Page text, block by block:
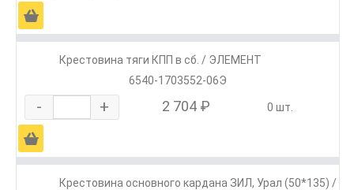
Ä
Крестовина тяги КПП в сб. / ЭЛЕМЕНТ
6540-1703552-06Э
- + 2 704 ₽ 0 шт.
Ä
Крестовина основного кардана ЗИЛ, Урал (50*135) /